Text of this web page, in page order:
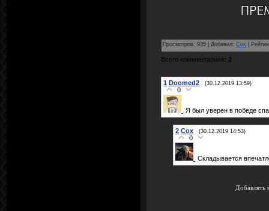
Просмотров: 935 Добавил: Cox
Всего комментариев: 2
1 Doomed2 (30.12.2019 13:59)
0
Я был уверен в победе
2 Cox (30.12.2019 14:53)
0
Складывается
Добавлять